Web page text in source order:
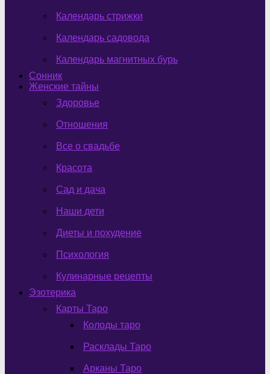
Календарь стрижки
Календарь садовода
Календарь магнитных бурь
Сонник
Женские тайны
Здоровье
Отношения
Все о свадьбе
Красота
Сад и дача
Наши дети
Диеты и похудение
Психология
Кулинарные рецепты
Эзотерика
Карты Таро
Колоды таро
Расклады Таро
Арканы Таро